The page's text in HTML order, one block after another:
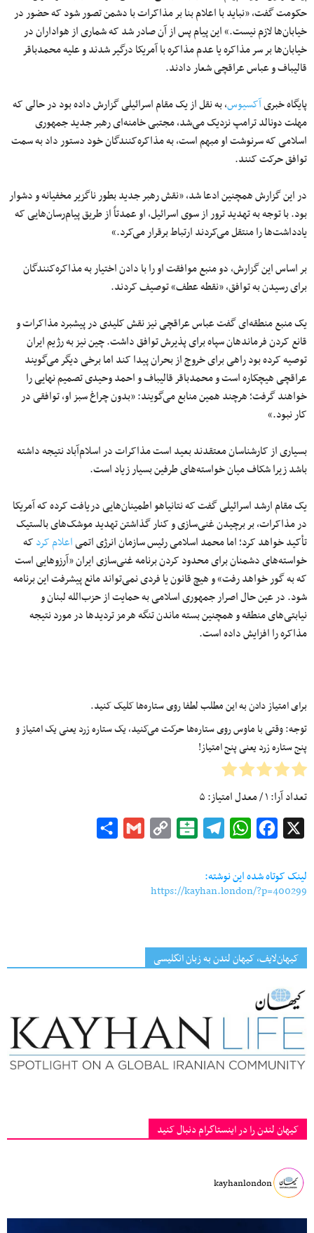
حکومت گفت، «نباید با اعلام بنا بر مذاکرات با دشمن تصور شود که حضور در
خیابان‌ها لازم نیست.» این پیام پس از آن صادر شد که شماری از هواداران در
خیابان‌ها بر سر مذاکره یا عدم مذاکره با آمریکا درگیر شدند و علیه محمدباقر
قالیباف و عباس عراقچی شعار دادند.
پایگاه خبریآکسیوس، به نقل از یک مقام اسرائیلی گزارش داده بود در حالی که
مهلت دونالد ترامپ نزدیک می‌شد، مجتبی خامنه‌ای رهبر جدید جمهوری
اسلامی که سرنوشت او مبهم است، به مذاکره‌کنندگان خود دستور داد به سمت
توافق حرکت کنند.
در این گزارش همچنین ادعا شد، «نقش رهبر جدید بطور ناگزیر مخفیانه و دشوار
بود. با توجه به تهدید ترور از سوی اسرائیل، او عمدتاً از طریق پیام‌رسان‌هایی که
یادداشت‌ها را منتقل می‌کردند ارتباط برقرار می‌کرد.»
بر اساس این گزارش، دو منبع موافقت او را با دادن اختیار به مذاکره‌کنندگان
برای رسیدن به توافق، «نقطه عطف» توصیف کردند.
یک منبع منطقه‌ای گفت عباس عراقچی نیز نقش کلیدی در پیشبرد مذاکرات و
قانع کردن فرماندهان سپاه برای پذیرش توافق داشت. چین نیز به رژیم ایران
توصیه کرده بود راهی برای خروج از بحران پیدا کند اما برخی دیگر می‌گویند
عراقچی هیچکاره است و محمدباقر قالیباف و احمد وحیدی تصمیم نهایی را
خواهند گرفت؛ هرچند همین منابع می‌گویند: «بدون چراغ سبز او، توافقی در
کار نبود.»
بسیاری از کارشناسان معتقدند بعید است مذاکرات در اسلام‌آباد نتیجه داشته
باشد زیرا شکاف میان خواسته‌های طرفین بسیار زیاد است.
یک مقام ارشد اسرائیلی گفت که نتانیاهو اطمینان‌هایی دریافت کرده که آمریکا
در مذاکرات، بر برچیدن غنی‌سازی و کنار گذاشتن تهدید موشک‌های بالستیک
تأکید خواهد کرد؛ اما محمد اسلامی رئیس سازمان انرژی اتمیاعلام کردکه
خواسته‌های دشمنان برای محدود کردن برنامه غنی‌سازی ایران «آرزوهایی است
که به گور خواهد رفت» و هیچ قانون یا فردی نمی‌تواند مانع پیشرفت این برنامه
شود. در عین حال اصرار جمهوری اسلامی به حمایت از حزب‌الله لبنان و
نیابتی‌های منطقه و همچنین بسته ماندن تنگه هرمز تردیدها در مورد نتیجه
مذاکره را افزایش داده است.
برای امتیاز دادن به این مطلب لطفا روی ستاره‌ها کلیک کنید.
توجه: وقتی با ماوس روی ستاره‌ها حرکت می‌کنید، یک ستاره زرد یعنی یک امتیاز و
پنج ستاره زرد یعنی پنج امتیاز!
تعداد آرا:۱/ معدل امتیاز:۵
Facebook
WhatsApp
Telegram
Balatarin
Copy
Gmail
لینک کوتاه شده این نوشته:
https://kayhan.london/?p=400299
کیهان‌لایف، کیهان لندن به زبان انگلیسی
کیهان لندن را در اینستاگرام دنبال کنید
kayhanlondon